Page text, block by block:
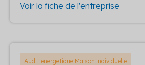
Voir la fiche de l'entreprise
Audit energetique Maison individuelle